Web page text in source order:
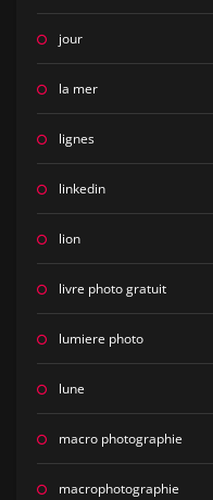
jour
la mer
lignes
linkedin
lion
livre photo gratuit
lumiere photo
lune
macro photographie
macrophotographie